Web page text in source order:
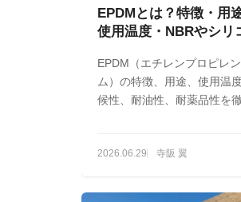
EPDMとは？特徴・用
使用温度・NBRやシリ
EPDM（エチレンプロピレ
ム）の特徴、用途、使用温
候性、耐油性、耐薬品性を徹
EPDMは、屋外で使う、水
油に弱いという特徴があり
2026.06.29 寺阪 翼